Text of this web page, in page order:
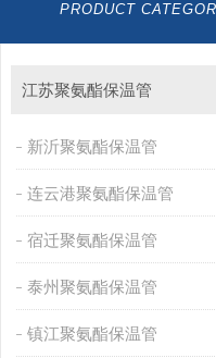
PRODUCT
江苏聚氨酯保温管
新沂聚氨酯保温管
连云港聚氨酯保温管
宿迁聚氨酯保温管
泰州聚氨酯保温管
镇江聚氨酯保温管